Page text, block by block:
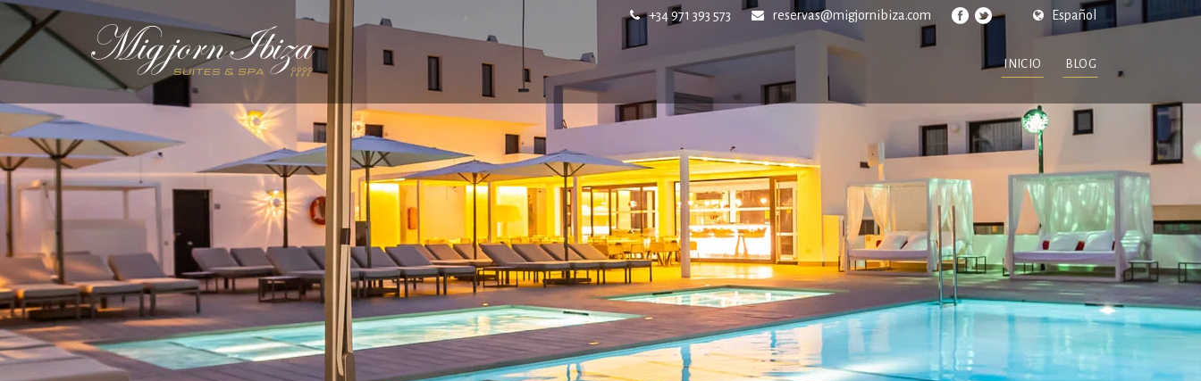
Español
+34 971 393 573 reservas@migjornibiza.com
INICIO BLOG